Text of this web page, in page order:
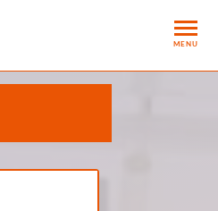
MENU